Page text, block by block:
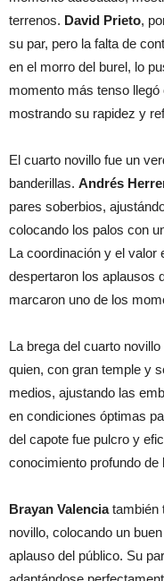
terrenos. David Prieto,
su par, pero la falta de
en el morro del burel, lo
momento más tenso
mostrando su rapidez y
El cuarto novillo fue un
banderillas. Andrés
pares soberbios,
colocando los palos con
La coordinación y el
despertaron los aplausos
marcaron uno de los
La brega del cuarto
quien, con gran temple y
medios, ajustando las
en condiciones óptimas
del capote fue pulcro y
conocimiento profundo de
Brayan Valenciatambién
novillo, colocando un
aplauso del público. Su